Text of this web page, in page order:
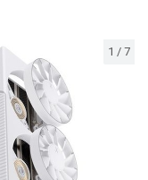
1 / 7